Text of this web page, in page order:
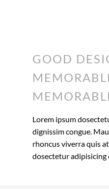
GOOD
Lorem ipsum
dignissim congue.
rhoncus viverra quis
dosectetur adipisicing